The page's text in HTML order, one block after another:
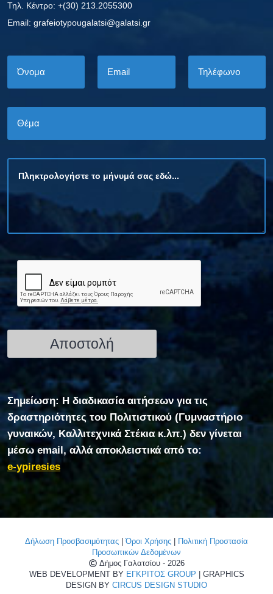
Τηλ. Κέντρο: +(30) 213.2055300
Εmail: grafeiotypougalatsi@galatsi.gr
Σημείωση: Η διαδικασία αιτήσεων για τις
δραστηριότητες του Πολιτιστικού (Γυμναστήριο
γυναικών, Καλλιτεχνικά Στέκια κ.λπ.) δεν γίνεται
μέσω email, αλλά αποκλειστικά από το:
e-ypiresies
Δήλωση Προσβασιμότητας |Όροι Χρήσης
Πολιτική Προστασία
Προσωπικών Δεδομένων
Δήμος Γαλατσίου - 2026
WEB DEVELOPMENT BY ΕΓΚΡΙΤΟΣ GROUP | GRAPHICS
DESIGN BY CIRCUS DESIGN STUDIO